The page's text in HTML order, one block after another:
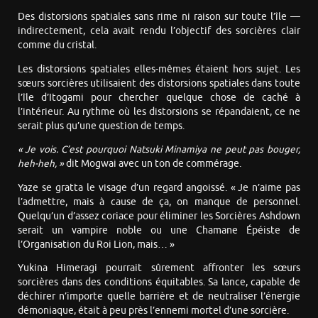
Des distorsions spatiales sans rime ni raison sur toute l’île —
indirectement, cela avait rendu l’objectif des sorcières clair
comme du cristal.
Les distorsions spatiales elles-mêmes étaient hors sujet. Les
sœurs sorcières utilisaient des distorsions spatiales dans toute
l’île d’Itogami pour chercher quelque chose de caché à
l’intérieur. Au rythme où les distorsions se répandaient, ce ne
serait plus qu’une question de temps.
« Je vois. C’est pourquoi Natsuki Minamiya ne peut pas bouger,
heh-heh, »dit Mogwai avec un ton de commérage.
Yaze se gratta le visage d’un regard angoissé. « Je n’aime pas
l’admettre, mais à cause de ça, on manque de personnel.
Quelqu’un d’assez coriace pour éliminer les Sorcières Ashdown
serait un vampire noble ou une Chamane Épéiste de
l’Organisation du Roi Lion, mais… »
Yukina Himeragi pourrait sûrement affronter les sœurs
sorcières dans des conditions équitables. Sa lance, capable de
déchirer n’importe quelle barrière et de neutraliser l’énergie
démoniaque, était à peu près l’ennemi mortel d’une sorcière.